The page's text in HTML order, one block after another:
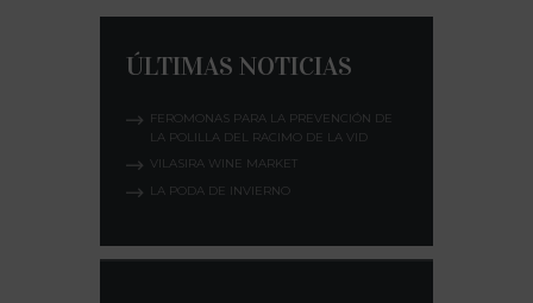
ÚLTIMAS NOTICIAS
FEROMONAS PARA LA PREVENCIÓN DE
LA POLILLA DEL RACIMO DE LA VID
VILASIRA WINE MARKET
LA PODA DE INVIERNO